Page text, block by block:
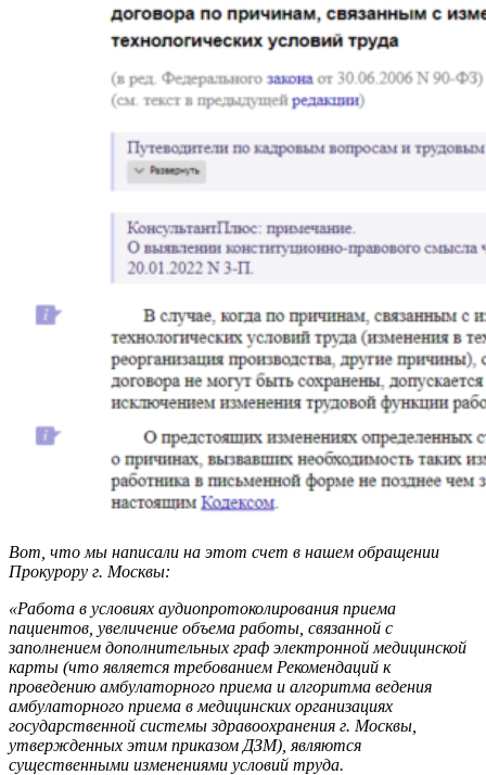
Вот, что мы написали на этот счет в нашем обращении
Прокурору г. Москвы:
«Работа в условиях аудиопротоколирования приема
пациентов, увеличение объема работы, связанной с
заполнением дополнительных граф электронной медицинской
карты (что является требованием Рекомендаций к
проведению амбулаторного приема и алгоритма ведения
амбулаторного приема в медицинских организациях
государственной системы здравоохранения г. Москвы,
утвержденных этим приказом ДЗМ), являются
существенными изменениями условий труда.